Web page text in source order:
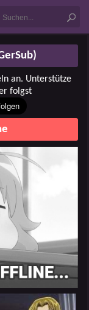
an. Unterstütze
folgst